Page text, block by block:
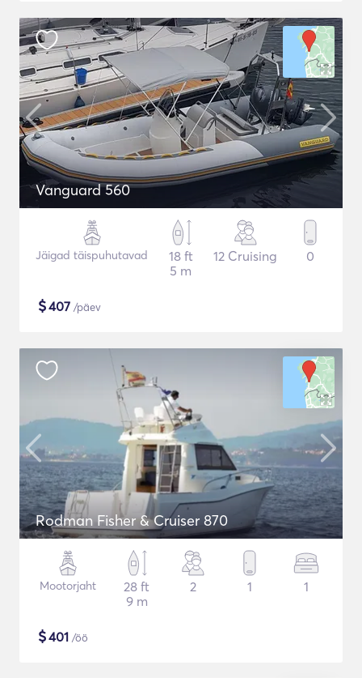
Vanguard 560
Jäigad täispuhutavad
18 ft
5 m
12 Cruising 0
$407 /päev
Rodman Fisher & Cruiser 870
Mootorjaht
28 ft
9 m
2 1 1
$401 /öö